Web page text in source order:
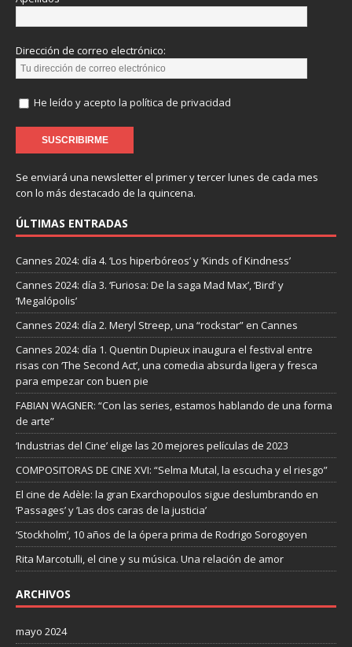
Dirección de correo electrónico:
He leído y acepto la política de privacidad
Se enviará una newsletter el primer y tercer lunes de cada mes
con lo más destacado de la quincena.
ÚLTIMAS ENTRADAS
Cannes 2024: día 4. ‘Los hiperbóreos’ y ‘Kinds of Kindness’
Cannes 2024: día 3. ‘Furiosa: De la saga Mad Max’, ‘Bird’ y
‘Megalópolis’
Cannes 2024: día 2. Meryl Streep, una “rockstar” en Cannes
Cannes 2024: día 1. Quentin Dupieux inaugura el festival entre
risas con ‘The Second Act’, una comedia absurda ligera y fresca
para empezar con buen pie
FABIAN WAGNER: “Con las series, estamos hablando de una forma
de arte”
‘Industrias del Cine’ elige las 20 mejores películas de 2023
COMPOSITORAS DE CINE XVI: “Selma Mutal, la escucha y el riesgo”
El cine de Adèle: la gran Exarchopoulos sigue deslumbrando en
’Passages’ y ’Las dos caras de la justicia’
‘Stockholm’, 10 años de la ópera prima de Rodrigo Sorogoyen
Rita Marcotulli, el cine y su música. Una relación de amor
ARCHIVOS
mayo 2024